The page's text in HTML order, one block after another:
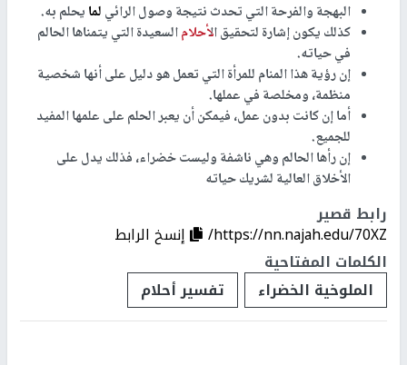
البهجة والفرحة التي تحدث نتيجة وصول الرائيلمايحلم به.
كذلك يكون إشارة لتحقيق الأحلامالسعيدة التي يتمناها الحالم
في حياته.
إن رؤية هذا المنام للمرأة التي تعمل هو دليل على أنها شخصية
منظمة، ومخلصة في عملها.
أما إن كانت بدون عمل، فيمكن أن يعبر الحلم على علمها المفيد
للجميع.
إن رأها الحالم وهي ناشفة وليست خضراء، فذلك يدل على
الأخلاق العالية لشريك حياته
رابط قصير
https://nn.najah.edu/70XZ/
إنسخ الرابط
الكلمات المفتاحية
الملوخية الخضراء
تفسير أحلام